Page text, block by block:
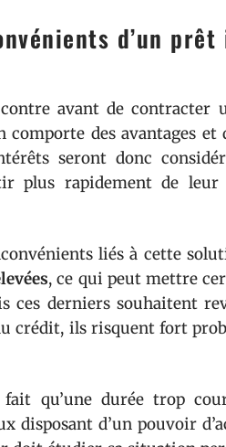
d’un
avant de contracter
des avantages et
seront donc
plus rapidement de
liés à cette
, ce qui peut mettre
ces derniers souhaitent
crédit, ils risquent fort
qu’une durée trop
disposant d’un pouvoir